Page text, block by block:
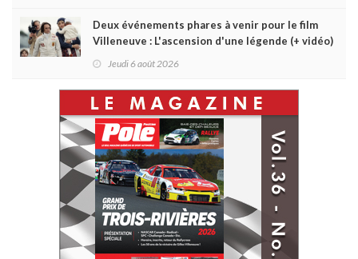
Deux événements phares à venir pour le film
Villeneuve : L'ascension d'une légende (+ vidéo)
Jeudi 6 août 2026